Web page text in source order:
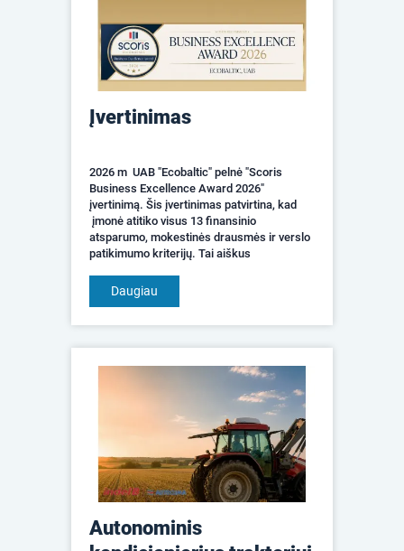
Įvertinimas
2026 m UAB "Ecobaltic" pelnė "Scoris
Business Excellence Award 2026"
įvertinimą. Šis įvertinimas patvirtina, kad
įmonė atitiko visus 13 finansinio
atsparumo, mokestinės drausmės ir verslo
patikimumo kriterijų. Tai aiškus
partneriams, darbuotojams ir v...
Daugiau
Autonominis